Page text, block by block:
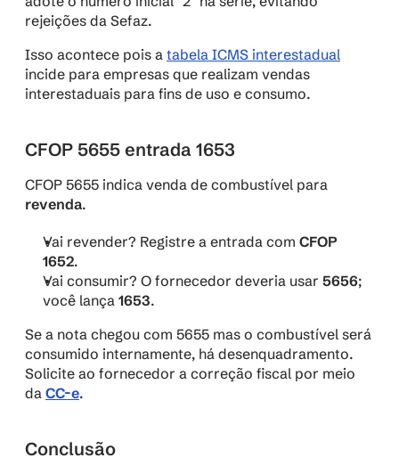
rejeições da Sefaz.
Isso acontece pois a tabela ICMS interestadual
incide para empresas que realizam vendas
interestaduais para fins de uso e consumo.
CFOP 5655 entrada 1653
revenda.
Vai revender? Registre a entrada com CFOP
1652.
Vai consumir? O fornecedor deveria usar 5656;
você lança 1653.
Se a nota chegou com 5655 mas o combustível será
consumido internamente, há desenquadramento.
Solicite ao fornecedor a correção fiscal por meio
da CC-e.
Conclusão